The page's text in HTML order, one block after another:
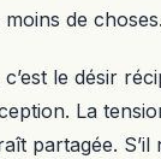
moins de choses.
c’est le désir
La
partagée. S’il